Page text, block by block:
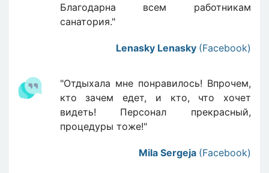
Благодарна всем работникам
санатория."
Lenasky Lenasky (Facebook)
"Отдыхала мне понравилось! Впрочем,
кто зачем едет, и кто, что хочет
видеть! Персонал прекрасный,
процедуры тоже!"
Mila Sergeja (Facebook)